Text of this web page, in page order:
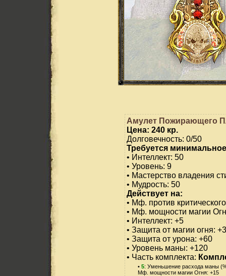
Амулет Пожирающего
Цена: 240 кр.
Долговечность: 0/50
Требуется
• Интеллект: 50
• Уровень: 9
• Мастерство владения
• Мудрость: 50
Действует на:
• Мф. против
• Мф. мощности магии
• Интеллект: +5
• Защита от магии огня:
• Защита от урона: +60
• Уровень маны: +120
• Часть комплекта:
• 5: Уменьшение расхода маны
Мф. мощности магии Огня: +15